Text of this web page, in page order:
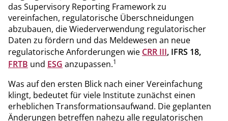
das Supervisory Reporting Framework zu
vereinfachen, regulatorische Überschneidungen
abzubauen, die Wiederverwendung regulatorischer
Daten zu fördern und das Meldewesen an neue
regulatorische Anforderungen wie CRR III, IFRS 18,
FRTB und ESG anzupassen.1
Was auf den ersten Blick nach einer Vereinfachung
klingt, bedeutet für viele Institute zunächst einen
erheblichen Transformationsaufwand. Die geplanten
Änderungen betreffen nahezu alle regulatorischen